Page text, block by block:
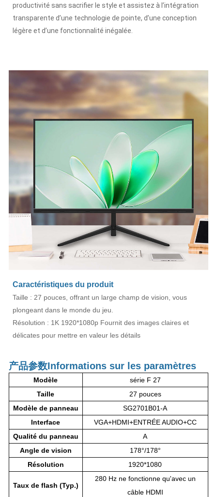
productivité sans sacrifier le style et assistez à l’intégration
transparente d’une technologie de pointe, d’une conception
légère et d’une fonctionnalité inégalée.
Caractéristiques du produit
Taille : 27 pouces, offrant un large champ de vision, vous
plongeant dans le monde du jeu.
Résolution : 1K 1920*1080p Fournit des images claires et
délicates pour mettre en valeur les détails
产品参数Informations sur les paramètres
Modèle
série F 27
Taille
27 pouces
Modèle de panneau
SG2701B01-A
Interface
VGA+HDMI+ENTRÉE AUDIO+CC
Qualité du panneau
A
Angle de vision
178°/178°
Résolution
1920*1080
Taux de flash (Typ.)
280 Hz ne fonctionne qu'avec un
câble HDMI